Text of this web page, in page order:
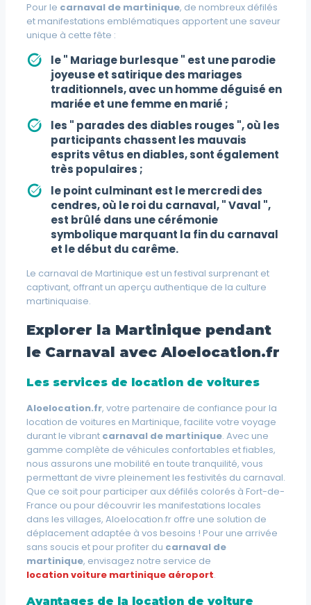
Pour le carnaval de martinique, de nombreux défilés
et manifestations emblématiques apportent une saveur
unique à cette fête :
le " Mariage burlesque" est une parodie
joyeuse et satirique des mariages
traditionnels, avec un homme déguisé en
mariée et une femme en marié ;
les " parades des diables rouges ", où les
participants chassent les mauvais
esprits vêtus en diables, sont également
très populaires ;
le point culminant est lemercredi des
cendres, où le roi du carnaval, "Vaval ",
est brûlé dans une cérémonie
symbolique marquant la fin du carnaval
et le début du carême.
Le carnaval de Martinique est un festival surprenant et
captivant, offrant un aperçu authentique de la culture
martiniquaise.
Explorer la Martinique pendant
le Carnaval avec Aloelocation.fr
Les services de location de voitures
Aloelocation.fr, votre partenaire de confiance pour la
location de voitures en Martinique, facilite votre voyage
durant le vibrant carnaval de martinique. Avec une
gamme complète de véhicules confortables et fiables,
nous assurons une mobilité en toute tranquilité, vous
permettant de vivre pleinement les festivités du carnaval.
Que ce soit pour participer aux défilés colorés à Fort-de-
France ou pour découvrir les manifestations locales
dans les villages, Aloelocation.fr offre une solution de
déplacement adaptée à vos besoins ! Pour une arrivée
sans soucis et pour profiter du carnaval de
martinique, envisagez notre service de
location voiture martinique aéroport.
Avantages de la location de voiture